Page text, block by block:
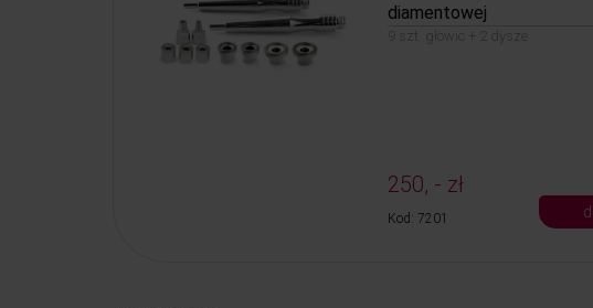
diamentowej
9 szt. głowic + 2 dysze
250, - zł
Kod: 7201